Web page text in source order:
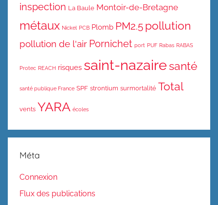
inspection La Baule Montoir-de-Bretagne
métaux Nickel PCB Plomb PM2.5 pollution
pollution de l'air Pornichet port PUF Rabas RABAS
Protec REACH risques saint-nazairesanté
santé publique France SPF strontium surmortalité Total
vents YARA écoles
Méta
Connexion
Flux des publications